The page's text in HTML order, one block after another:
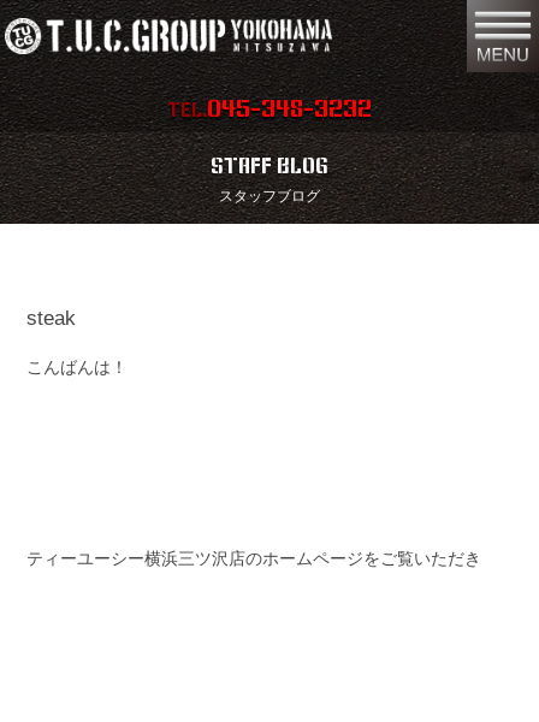
TEL.045-348-3232
在庫車両情報 店舗情報
保証内容 地図
スタッフ紹介
特別作業
STAFF BLOG
スタッフブログ
steak
こんばんは！
ティーユーシー横浜三ツ沢店のホームページをご覧いただき